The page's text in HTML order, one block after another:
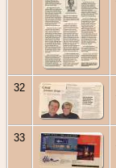
32
33